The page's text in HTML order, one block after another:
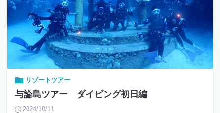
リゾートツアー
与論島ツアー ダイビング初日編
2024/10/11